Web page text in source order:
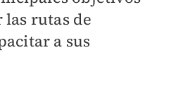
rutas de
a sus